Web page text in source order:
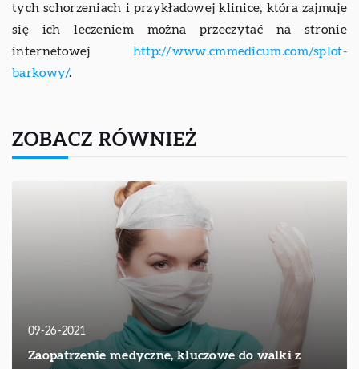
tych schorzeniach i przykładowej klinice, która zajmuje
się ich leczeniem można przeczytać na stronie
internetowej http://www.cmmedicum.com/splot-
barkowy/.
ZOBACZ RÓWNIEŻ
09-26-2021
Zaopatrzenie medyczne, kluczowe do walki z